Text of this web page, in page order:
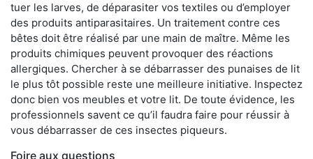
tuer les larves, de déparasiter vos textiles ou d’employer
des produits antiparasitaires. Un traitement contre ces
bêtes doit être réalisé par une main de maître. Même les
produits chimiques peuvent provoquer des réactions
allergiques. Chercher à se débarrasser des punaises de lit
le plus tôt possible reste une meilleure initiative. Inspectez
donc bien vos meubles et votre lit. De toute évidence, les
professionnels savent ce qu’il faudra faire pour réussir à
vous débarrasser de ces insectes piqueurs.
Foire aux questions